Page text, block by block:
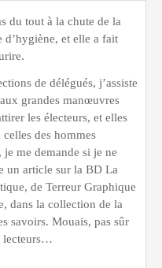
du tout à la chute de la
d’hygiène, et elle a fait
de délégués, j’assiste
grandes manœuvres
les électeurs, et elles
des hommes
me demande si je ne
un article sur la BD La
de Terreur Graphique
dans la collection de la
savoirs. Mouais, pas sûr
lecteurs…